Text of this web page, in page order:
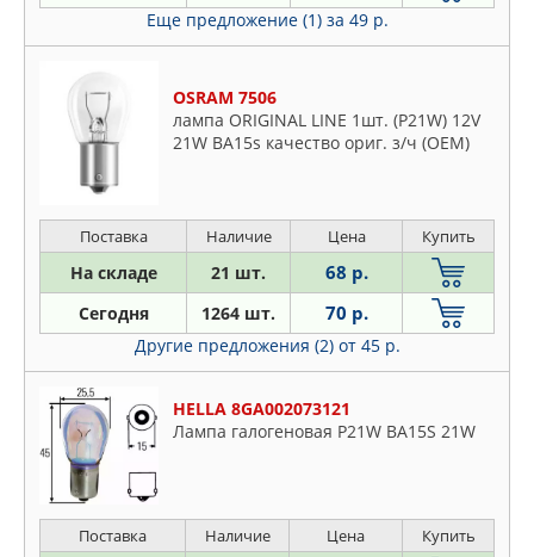
Еще предложение (1) за 49 р.
OSRAM 7506
лампа ORIGINAL LINE 1шт. (P21W) 12V
21W BA15s качество ориг. з/ч (ОЕМ)
Поставка Наличие Цена Купить
На складе 21 шт. 68 р.
Сегодня 1264 шт. 70 р.
Другие предложения (2) от 45 р.
HELLA 8GA002073121
Лампа галогеновая P21W BA15S 21W
Поставка Наличие Цена Купить